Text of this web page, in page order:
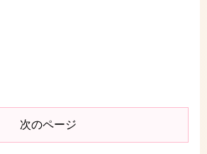
次のページ